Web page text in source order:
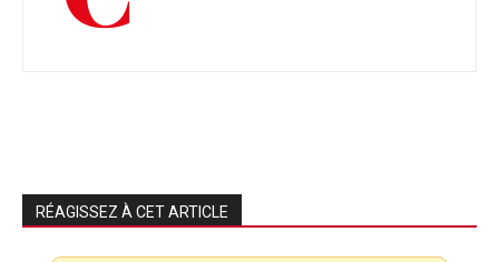
RÉAGISSEZ À CET ARTICLE